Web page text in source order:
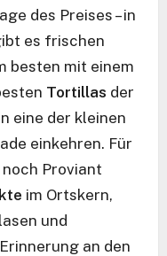
des Preises – in
es frischen
besten mit einem
Tortillas der
eine der kleinen
einkehren. Für
Proviant
im Ortskern,
und
an den